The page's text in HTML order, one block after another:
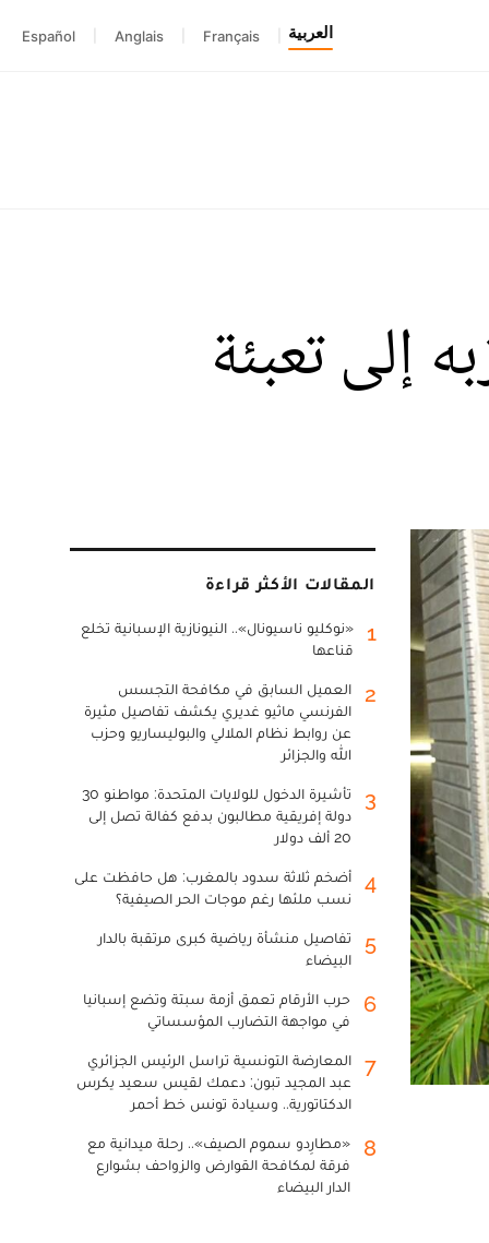
العربية Français
Anglais
Español
حزبه إلى تعبئة
المقالات الأكثر قراءة
1
«نوكليو ناسيونال».. النيونازية الإسبانية تخلع
قناعها
2
العميل السابق في مكافحة التجسس
الفرنسي ماثيو غديري يكشف تفاصيل مثيرة
عن روابط نظام الملالي والبوليساريو وحزب
الله والجزائر
3
تأشيرة الدخول للولايات المتحدة: مواطنو 30
دولة إفريقية مطالبون بدفع كفالة تصل إلى
20 ألف دولار
4
أضخم ثلاثة سدود بالمغرب: هل حافظت على
نسب ملئها رغم موجات الحر الصيفية؟
5
تفاصيل منشأة رياضية كبرى مرتقبة بالدار
البيضاء
6
حرب الأرقام تعمق أزمة سبتة وتضع إسبانيا
في مواجهة التضارب المؤسساتي
7
المعارضة التونسية تراسل الرئيس الجزائري
عبد المجيد تبون: دعمك لقيس سعيد يكرس
الدكتاتورية.. وسيادة تونس خط أحمر
8
«مطارِدو سموم الصيف».. رحلة ميدانية مع
فرقة لمكافحة القوارض والزواحف بشوارع
الدار البيضاء